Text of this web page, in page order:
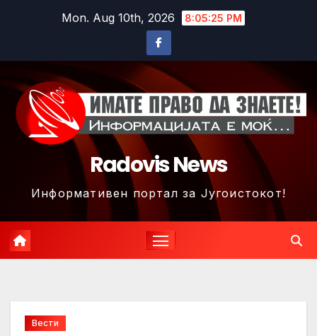
Mon. Aug 10th, 2026 8:05:28 PM
Radovis News
Информативен портал за Југоистокот!
Вести